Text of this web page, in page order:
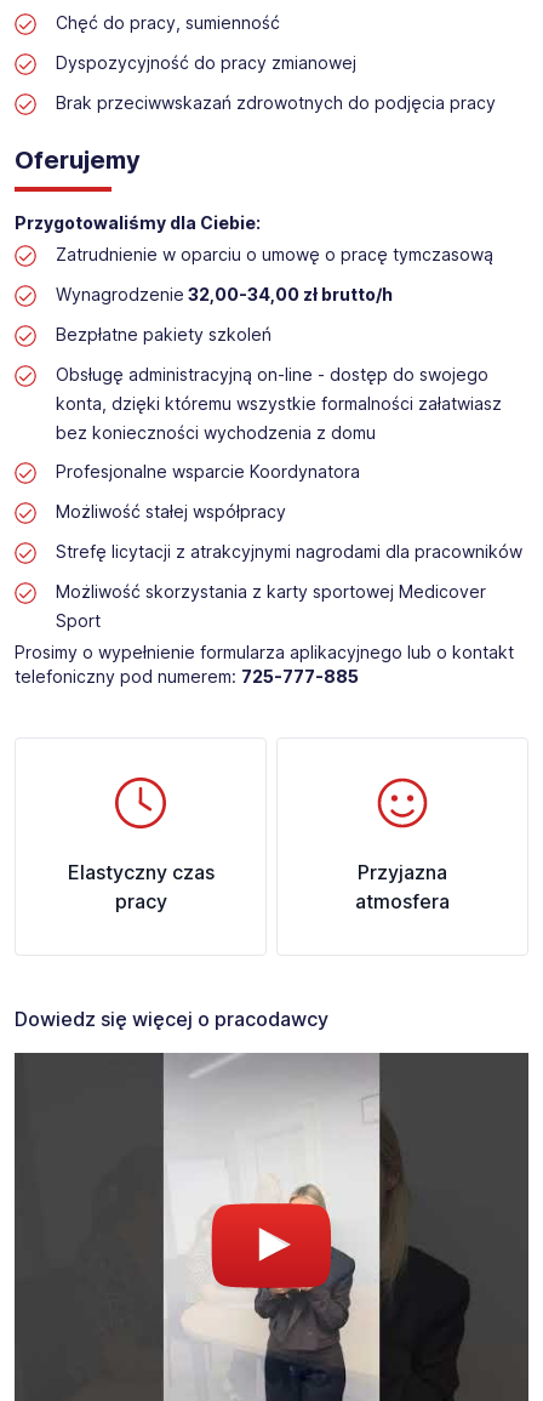
Chęć do pracy, sumienność
Dyspozycyjność do pracy zmianowej
Brak przeciwwskazań zdrowotnych do podjęcia pracy
Oferujemy
Przygotowaliśmy dla Ciebie:
Zatrudnienie w oparciu o umowę o pracę tymczasową
Wynagrodzenie 32,00-34,00 zł brutto/h
Bezpłatne pakiety szkoleń
Obsługę administracyjną on-line - dostęp do swojego
konta, dzięki któremu wszystkie formalności załatwiasz
bez konieczności wychodzenia z domu
Profesjonalne wsparcie Koordynatora
Możliwość stałej współpracy
Strefę licytacji z atrakcyjnymi nagrodami dla pracowników
Możliwość skorzystania z karty sportowej Medicover
Sport
Prosimy o wypełnienie formularza aplikacyjnego lub o kontakt
telefoniczny pod numerem: 725-777-885​
Elastyczny czas
pracy
Przyjazna
atmosfera
Dowiedz się więcej o pracodawcy